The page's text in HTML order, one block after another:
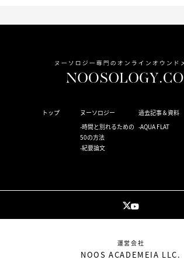
トップ
ヌーソロジー
時間と別れるための
50の方法
紀要論文
過去記事＆資料
AQUA FLAT
運営会社
NOOS ACADEMEIA LLC.